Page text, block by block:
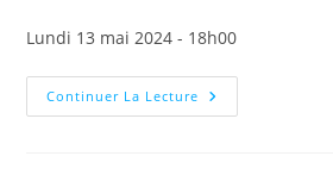
Lundi 13 mai 2024 - 18h00
Continuer La Lecture